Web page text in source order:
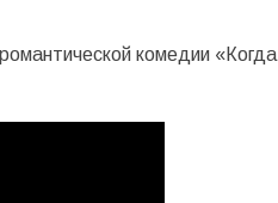
комедии «Когда